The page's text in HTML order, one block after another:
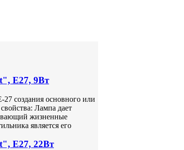
Е27, 9Вт
создания основного или
Лампа дает
жизненные
является его
Е27, 22Вт